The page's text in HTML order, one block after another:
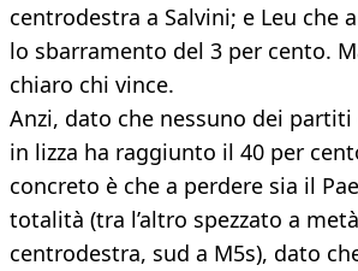
centrodestra a Salvini; e Leu che
lo sbarramento del 3 per cento.
chiaro chi vince.
Anzi, dato che nessuno dei
in lizza ha raggiunto il 40 per
concreto è che a perdere sia il
totalità (tra l’altro spezzato a
centrodestra, sud a M5s), dato